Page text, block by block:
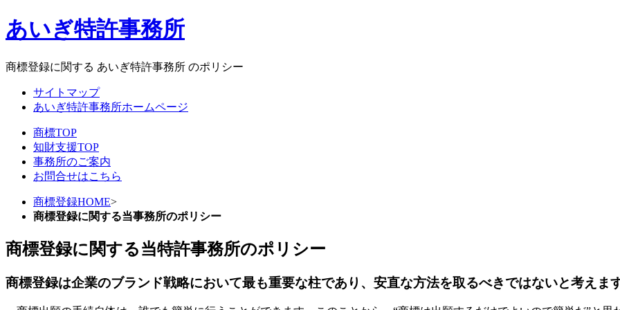
あいぎ特許事務所
商標登録に関する あいぎ特許事務所 のポリシー
サイトマップ
あいぎ特許事務所ホームページ
商標TOP
知財支援TOP
事務所のご案内
お問合せはこちら
商標登録HOME>
商標登録に関する当事務所のポリシー
商標登録に関する当特許事務所のポリシー
商標登録は企業のブランド戦略において最も重要な柱であり、安直な方法を取るべきではないと考えま